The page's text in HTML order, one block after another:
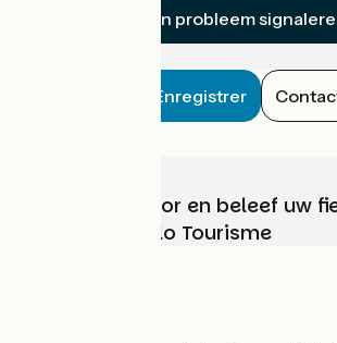
Een probleem
Enregistrer
Kies, bereid voor en beleef uw
met France Vélo Tourisme